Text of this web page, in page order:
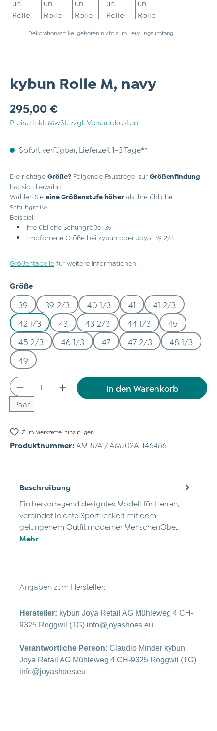
Dekorationsartikel gehören nicht zum Leistungsumfang.
kybun Rolle M, navy
Regulärer Preis:
295,00 €
Preise inkl. MwSt. zzgl. Versandkosten
Sofort verfügbar, Lieferzeit 1-3 Tage**
Die richtige Größe? Folgende Faustregel zur Größenfindung
hat sich bewährt:
Wählen Sie eine Größenstufe höher als Ihre übliche
Schuhgröße!
Beispiel:
Ihre übliche Schuhgröße: 39
Empfohlene Größe bei kybun oder Joya: 39 2/3
Größentabelle für weitere Informationen.
Größeauswählen
39 39 2/3 40 1/3 41
41 2/3
42 1/3
43 43 2/3 44 1/3
45
45 2/3
46 1/3 47 47 2/3
48 1/3
49
Produkt Anzahl: Gib den gewünschten
Paar
In den Warenkorb
Zum Merkzettel hinzufügen
Produktnummer: AM187A / AM202A-146486
Beschreibung
Ein hervorragend designtes Modell für Herren,
verbindet leichte Sportlichkeit mit dem
gelungenem Outfit moderner MenschenObe…
Mehr
Angaben zum Hersteller:
Hersteller: kybun Joya Retail AG Mühleweg 4 CH-
9325 Roggwil (TG) info@joyashoes.eu
Verantwortliche Person: Claudio Minder kybun
Joya Retail AG Mühleweg 4 CH-9325 Roggwil (TG)
info@joyashoes.eu